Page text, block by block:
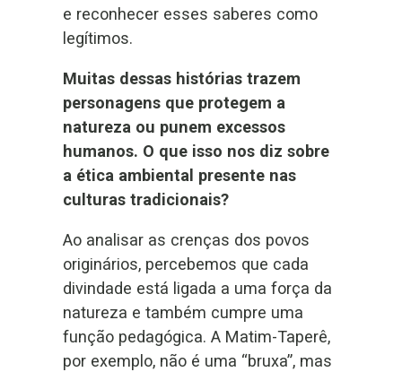
e reconhecer esses saberes como
legítimos.
Muitas dessas histórias trazem
personagens que protegem a
natureza ou punem excessos
humanos. O que isso nos diz sobre
a ética ambiental presente nas
culturas tradicionais?
Ao analisar as crenças dos povos
originários, percebemos que cada
divindade está ligada a uma força da
natureza e também cumpre uma
função pedagógica. A Matim-Taperê,
por exemplo, não é uma “bruxa”, mas